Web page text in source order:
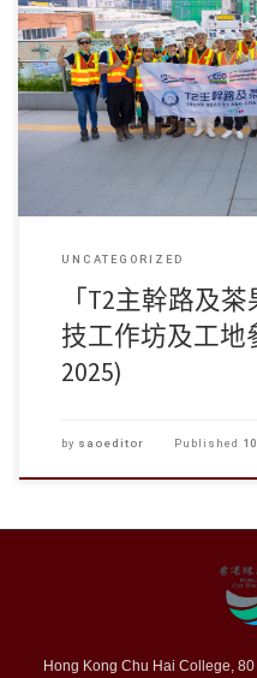
學生事務處於11月21日安排同學
UNCATEGORIZED
「T2主幹路及
技工作坊及工地
2025)
by saoeditor Published
Hong Kong Chu Hai College,